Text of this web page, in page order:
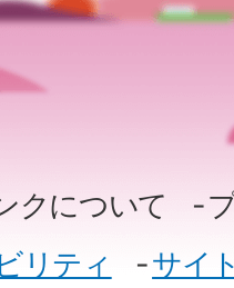
クについて
リティ
サイ